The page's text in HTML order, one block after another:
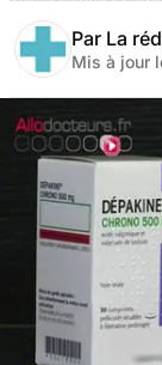
Par La
Mis à jour